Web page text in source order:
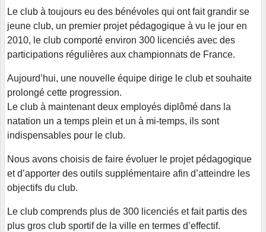
Le club à toujours eu des bénévoles qui ont fait grandir se
jeune club, un premier projet pédagogique à vu le jour en
2010, le club comporté environ 300 licenciés avec des
participations régulières aux championnats de France.
Aujourd’hui, une nouvelle équipe dirige le club et souhaite
prolongé cette progression.
Le club à maintenant deux employés diplômé dans la
natation un a temps plein et un à mi-temps, ils sont
indispensables pour le club.
Nous avons choisis de faire évoluer le projet pédagogique
et d’apporter des outils supplémentaire afin d’atteindre les
objectifs du club.
Le club comprends plus de 300 licenciés et fait partis des
plus gros club sportif de la ville en termes d’effectif.